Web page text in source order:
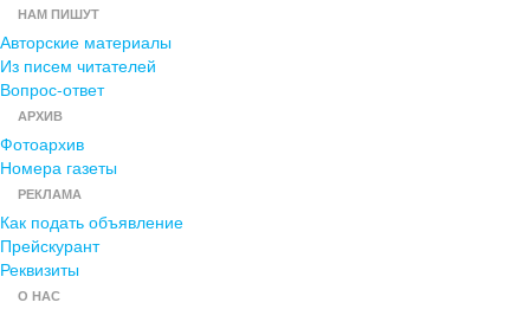
НАМ ПИШУТ
Авторские материалы
Из писем читателей
Вопрос-ответ
АРХИВ
Фотоархив
Номера газеты
РЕКЛАМА
Как подать объявление
Прейскурант
Реквизиты
О НАС